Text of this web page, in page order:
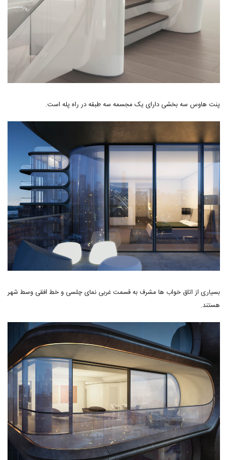
پنت هاوس سه بخشی دارای یک مجسمه سه طبقه در راه پله است.
بسیاری از اتاق خواب ها مشرف به قسمت غربی نمای چلسی و خط افقی وسط شهر
هستند.